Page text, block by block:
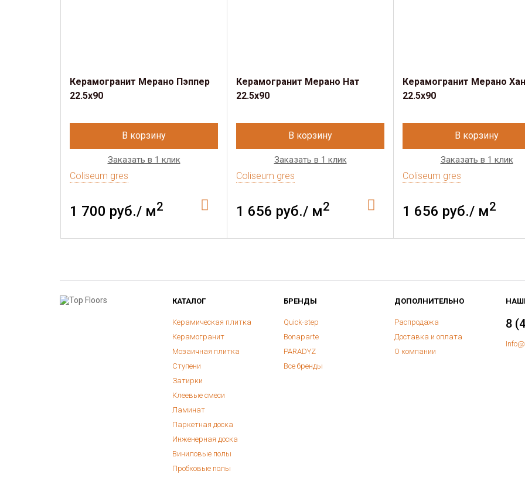
Керамогранит Мерано Пэппер
22.5х90
В корзину
Заказать в 1 клик
Coliseum gres
1 700 руб./ м2
Керамогранит Мерано Нат
22.5х90
В корзину
Заказать в 1 клик
Coliseum gres
1 656 руб./ м2
Керамогранит Мерано
22.5х90
В корзину
Заказать в 1 клик
Coliseum gres
1 656 руб./ м2
КАТАЛОГ
Керамическая плитка
Керамогранит
Мозаичная плитка
Ступени
Затирки
Клеевые смеси
Ламинат
Паркетная доска
Инженерная доска
Виниловые полы
Пробковые полы
БРЕНДЫ
Quick-step
Bonaparte
PARADYZ
Все бренды
ДОПОЛНИТЕЛЬНО
Распродажа
Доставка и оплата
О компании
8